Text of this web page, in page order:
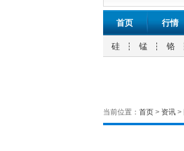
首页 行情
硅 锰 铬
当前位置： 首页 > 资讯 >